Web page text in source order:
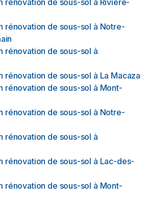
neuves : Les
excelle dans la construction de
s'agisse de résidences, de complexes
Nous travaillons en étroite
clients pour concrétiser leurs visions,
attentif et des solutions novatrices pour
et esthétiques. Constructions
expertise s'étend également aux
où nous avons démontré notre
de qualité supérieure, conçus
spécifiques de chaque
pour des bureaux, des magasins ou
nous sommes équipés pour
tailles et de toutes complexités.
des services de la plus haute
Notre équipe est composée de
et expérimentés, qui travaillent avec
la réussite de chaque projet. Nous
rénovation de sous-sol à Rivière-
rénovation de sous-sol à Notre-
rénovation de sous-sol à
rénovation de sous-sol à La Macaza
rénovation de sous-sol à Mont-
rénovation de sous-sol à Notre-
rénovation de sous-sol à
rénovation de sous-sol à Lac-des-
rénovation de sous-sol à Mont-